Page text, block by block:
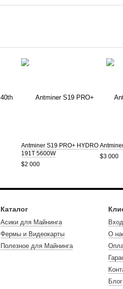
Antminer S19 PRO+ HYDRO
191T 5600W
$2 000
$3 000
Каталог
Асики для Майнинга
Фермы и Видеокарты
Полезное для Майнинга
О
Блог